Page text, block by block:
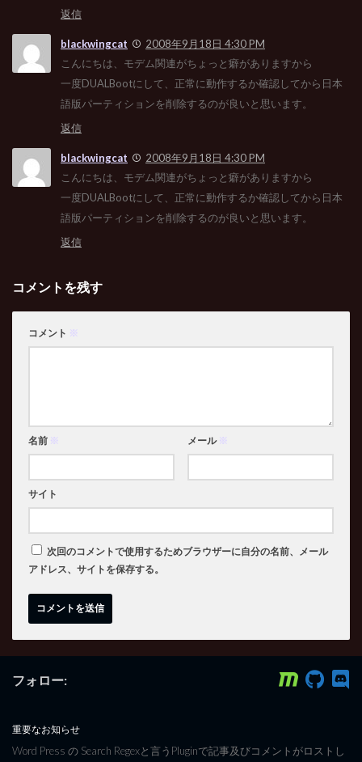
返信
blackwingcat
2008年9月18日 4:30 PM
こんにちは、モデム関連がちょっと癖がありますから
一度DUALBootにして、正常に動作するか確認してから日本
語版パーティションを削除するのが良いと思います。
返信
blackwingcat
2008年9月18日 4:30 PM
こんにちは、モデム関連がちょっと癖がありますから
一度DUALBootにして、正常に動作するか確認してから日本
語版パーティションを削除するのが良いと思います。
返信
コメントを残す
コメント ※
名前 ※ メール ※
サイト
次回のコメントで使用するためブラウザーに自分の名前、メール
アドレス、サイトを保存する。
フォロー:
重要なお知らせ
Word Press の Search Regexと言うPluginで記事及びコメントがロストし